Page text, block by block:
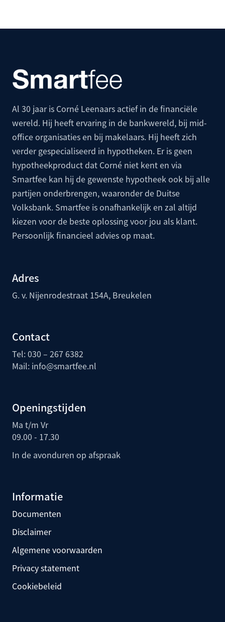
Al 30 jaar is Corné Leenaars actief in de financiële
wereld. Hij heeft ervaring in de bankwereld, bij mid-
office organisaties en bij makelaars. Hij heeft zich
verder gespecialiseerd in hypotheken. Er is geen
hypotheekproduct dat Corné niet kent en via
Smartfee kan hij de gewenste hypotheek ook bij alle
partijen onderbrengen, waaronder de Duitse
Volksbank. Smartfee is onafhankelijk en zal altijd
kiezen voor de beste oplossing voor jou als klant.
Persoonlijk financieel advies op maat.
Adres
G. v. Nijenrodestraat 154A, Breukelen
Contact
Tel: 030 – 267 6382
Mail: info@smartfee.nl
Openingstijden
Ma t/m Vr
09.00 - 17.30
In de avonduren op afspraak
Informatie
Documenten
Disclaimer
Algemene voorwaarden
Privacy statement
Cookiebeleid